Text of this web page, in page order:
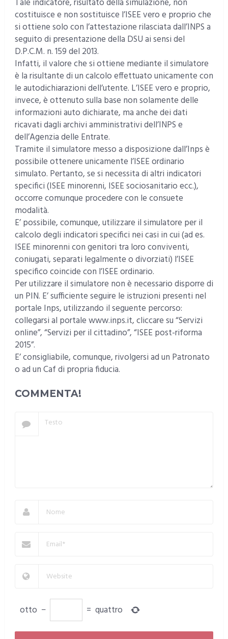
Tale indicatore, risultato della simulazione, non
costituisce e non sostituisce l’ISEE vero e proprio che
si ottiene solo con l’attestazione rilasciata dall’INPS a
seguito di presentazione della DSU ai sensi del
D.P.C.M. n. 159 del 2013.
Infatti, il valore che si ottiene mediante il simulatore
è la risultante di un calcolo effettuato unicamente con
le autodichiarazioni dell’utente. L’ISEE vero e proprio,
invece, è ottenuto sulla base non solamente delle
informazioni auto dichiarate, ma anche dei dati
ricavati dagli archivi amministrativi dell’INPS e
dell’Agenzia delle Entrate.
Tramite il simulatore messo a disposizione dall’Inps è
possibile ottenere unicamente l’ISEE ordinario
simulato. Pertanto, se si necessita di altri indicatori
specifici (ISEE minorenni, ISEE sociosanitario ecc.),
occorre comunque procedere con le consuete
modalità.
E’ possibile, comunque, utilizzare il simulatore per il
calcolo degli indicatori specifici nei casi in cui (ad es.
ISEE minorenni con genitori tra loro conviventi,
coniugati, separati legalmente o divorziati) l’ISEE
specifico coincide con l’ISEE ordinario.
Per utilizzare il simulatore non è necessario disporre di
un PIN. E’ sufficiente seguire le istruzioni presenti nel
portale Inps, utilizzando il seguente percorso:
collegarsi al portale www.inps.it, cliccare su “Servizi
online”, “Servizi per il cittadino”, “ISEE post-riforma
2015”.
E’ consigliabile, comunque, rivolgersi ad un Patronato
o ad un Caf di propria fiducia.
COMMENTA!
otto − = quattro